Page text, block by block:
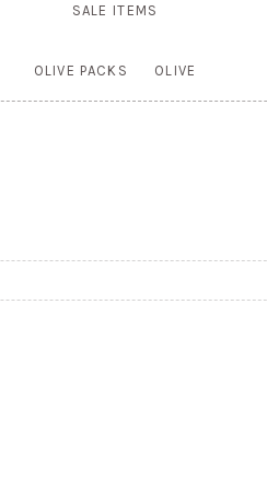
SALE ITEMS
OLIVE PACKS OLIVE